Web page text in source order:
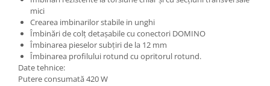
mici
Crearea imbinarilor stabile in unghi
Îmbinări de colţ detaşabile cu conectori DOMINO
Îmbinarea pieselor subţiri de la 12 mm
Îmbinarea profilului rotund cu opritorul rotund.
Date tehnice:
Putere consumată 420 W